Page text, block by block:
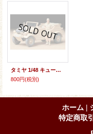
タミヤ 1/48 キューベルワーゲン82型アフリカ仕様
800円(税別)
ホーム |
特定商取